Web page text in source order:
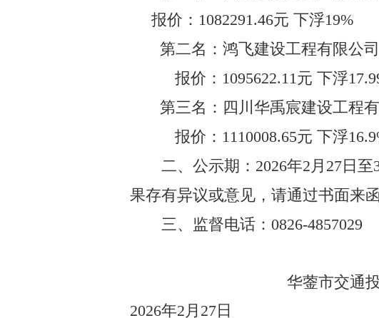
报价： 1082291.46元 下浮19%
第二名：鸿飞建设工程有限公司
报价： 1095622.11元 下浮
第三名： 四川华禹宸建设工程
报价： 1110008.65元 下浮
二、公示期： 2026年2 月 27日至
果存有异议或意见，请通过书面来
三、监督电话 ：0826-4857029
华蓥市交通
2026年2 月 27日